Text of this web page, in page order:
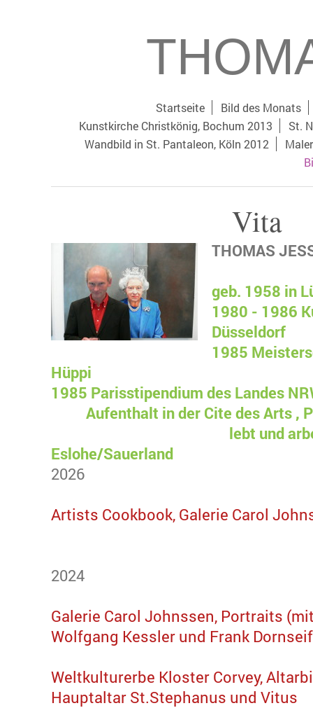
Startseite
Bild des Monats
Kunstkirche Christkönig, Bochum 2013
St.
Wandbild in St. Pantaleon, Köln 2012
Vita
THOMAS
geb. 1958 in
1980 - 1986
Düsseldorf
1985
Hüppi
1985 Parisstipendium des Landes
Aufenthalt in der Cite des Arts ,
lebt und
Eslohe/Sauerland
2026
Artists Cookbook, Galerie Carol
2024
Galerie Carol Johnssen, Portraits
Wolfgang Kessler und Frank
Weltkulturerbe Kloster Corvey,
Hauptaltar St.Stephanus und Vitus